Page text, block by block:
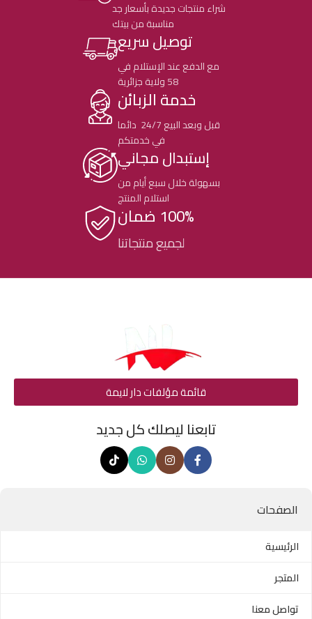
شراء منتجات جديدة بأسعار جد
مناسبة من بيتك
توصيل سريع
مع الدفع عند الإستلام في
58 ولاية جزائرية
خدمة الزبائن
قبل وبعد البيع 24/7 دائما
في خدمتكم
إستبدال مجاني
بسهولة خلال سبع أيام من
استلام المنتج
100% ضمان
لجميع منتجاتنا
قائمة مؤلفات دار لايمة
تابعنا ليصلك كل جديد
الصفحات
الرئيسية
المتجر
تواصل معنا